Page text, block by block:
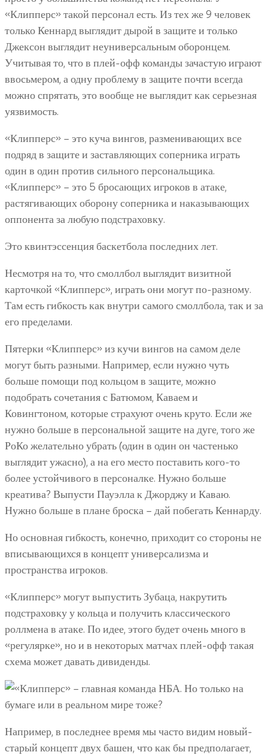
«Клипперс» такой персонал есть. Из тех же 9 человек
только Кеннард выглядит дырой в защите и только
Джексон выглядит неуниверсальным оборонцем.
Учитывая то, что в плей-офф команды зачастую играют
ввосьмером, а одну проблему в защите почти всегда
можно спрятать, это вообще не выглядит как серьезная
уязвимость.
«Клипперс» – это куча вингов, разменивающих все
подряд в защите и заставляющих соперника играть
один в один против сильного персональщика.
«Клипперс» – это 5 бросающих игроков в атаке,
растягивающих оборону соперника и наказывающих
оппонента за любую подстраховку.
Это квинтэссенция баскетбола последних лет.
Несмотря на то, что смоллбол выглядит визитной
карточкой «Клипперс», играть они могут по-разному.
Там есть гибкость как внутри самого смоллбола, так и за
его пределами.
Пятерки «Клипперс» из кучи вингов на самом деле
могут быть разными. Например, если нужно чуть
больше помощи под кольцом в защите, можно
подобрать сочетания с Батюмом, Каваем и
Ковингтоном, которые страхуют очень круто. Если же
нужно больше в персональной защите на дуге, того же
РоКо желательно убрать (один в один он частенько
выглядит ужасно), а на его место поставить кого-то
более устойчивого в персоналке. Нужно больше
креатива? Выпусти Пауэлла к Джорджу и Каваю.
Нужно больше в плане броска – дай побегать Кеннарду.
Но основная гибкость, конечно, приходит со стороны не
вписывающихся в концепт универсализма и
пространства игроков.
«Клипперс» могут выпустить Зубаца, накрутить
подстраховку у кольца и получить классического
роллмена в атаке. По идее, этого будет очень много в
«регулярке», но и в некоторых матчах плей-офф такая
схема может давать дивиденды.
Например, в последнее время мы часто видим новый-
старый концепт двух башен, что как бы предполагает,